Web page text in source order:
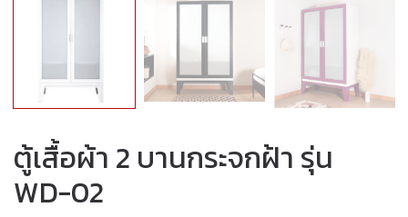
ตู้เสื้อผ้า 2 บานกระจกฝ้า รุ่น
WD-02